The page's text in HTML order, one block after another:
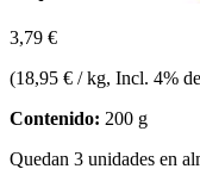
3,79 €
(18,95 € / kg, Incl. 4%
Contenido: 200 g
Quedan 3 unidades en